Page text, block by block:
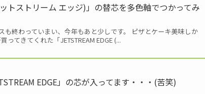
ットストリーム エッジ)」の替芯を多色軸でつかってみ
も終わっていまい、今年もあと少しです。 ピザとケーキ美味しか
てきてくれた「JETSTREAM EDGE (...
EDGE」の芯が入ってます・・・(苦笑)